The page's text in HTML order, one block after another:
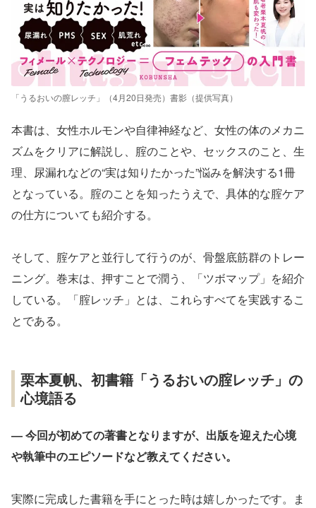
「うるおいの膣レッチ」（4月20日発売）書影（提供写真）
本書は、女性ホルモンや自律神経など、女性の体のメカニ
ズムをクリアに解説し、腟のことや、セックスのこと、生
理、尿漏れなどの“実は知りたかった”悩みを解決する1冊
となっている。腟のことを知ったうえで、具体的な腟ケア
の仕方についても紹介する。
そして、腟ケアと並行して行うのが、骨盤底筋群のトレー
ニング。巻末は、押すことで潤う、「ツボマップ」を紹介
している。「腟レッチ」とは、これらすべてを実践するこ
とである。
栗本夏帆、初書籍「うるおいの腟レッチ」の
心境語る
― 今回が初めての著書となりますが、出版を迎えた心境
や執筆中のエピソードなど教えてください。
実際に完成した書籍を手にとった時は嬉しかったです。ま